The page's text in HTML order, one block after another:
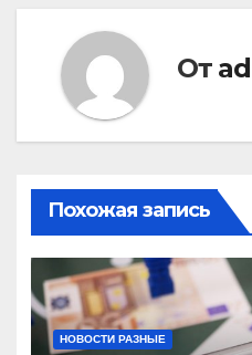
От
Похожая запись
НОВОСТИ РАЗНЫЕ